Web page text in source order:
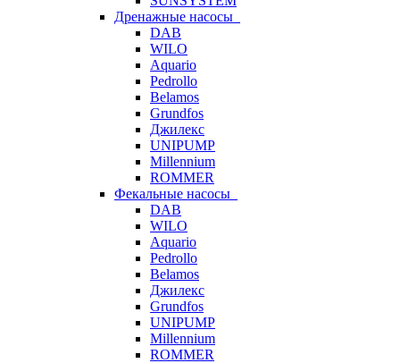
Дренажные насосы
DAB
WILO
Aquario
Pedrollo
Belamos
Grundfos
Джилекс
UNIPUMP
Millennium
ROMMER
Фекальные насосы
DAB
WILO
Aquario
Pedrollo
Belamos
Джилекс
Grundfos
UNIPUMP
Millennium
ROMMER